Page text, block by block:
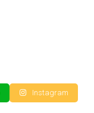
Instagram